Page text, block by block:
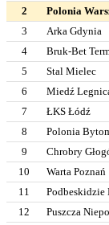
2
Polonia
3
Arka Gdynia
4
Bruk-Bet
5
Stal Mielec
6
Miedź
7
ŁKS Łódź
8
Polonia
9
Chrobry
10
Warta Poznań
11
Podbeskidzie
12
Puszcza